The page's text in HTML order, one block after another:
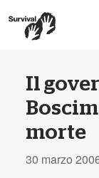
Il
morte
30 marzo